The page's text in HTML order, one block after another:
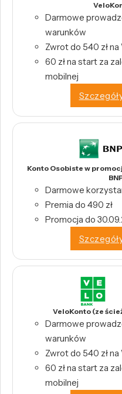
Darmowe
warunków
Zwrot do 540 zł
60 zł na start za
mobilnej
Konto Osobiste w
Darmowe
Premia do 490 zł
Promocja do
VeloKonto (ze
Darmowe
warunków
Zwrot do 540 zł
60 zł na start za
mobilnej